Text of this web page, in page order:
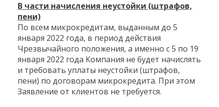
В части начисления неустойки (штрафов,
пени)
По всем микрокредитам, выданным до 5
января 2022 года, в период действия
Чрезвычайного положения, а именно с 5 по 19
января 2022 года Компания не будет начислять
и требовать уплаты неустойки (штрафов,
пени) по договорам микрокредита. При этом
Заявление от клиентов не требуется.